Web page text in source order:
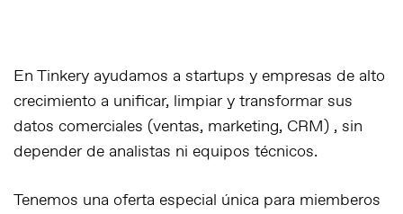
En Tinkery ayudamos a startups y empresas de alto
crecimiento a unificar, limpiar y transformar sus
datos comerciales (ventas, marketing, CRM) , sin
depender de analistas ni equipos técnicos.
Tenemos una oferta especial única para miemberos